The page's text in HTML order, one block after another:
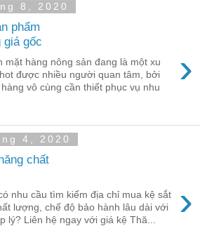
8, 2020
phẩm
giá gốc
›
mặt hàng nông sản đang là một xu
được nhiều người quan tâm, bởi
vô cùng cần thiết phục vụ nhu
4, 2020
chất
›
nhu cầu tìm kiếm địa chỉ mua kệ sắt
lượng, chế độ bảo hành lâu dài với
lý? Liên hệ ngay với giá kệ Thă...